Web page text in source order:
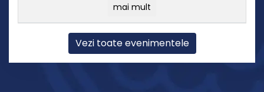
mai mult
Vezi toate evenimentele